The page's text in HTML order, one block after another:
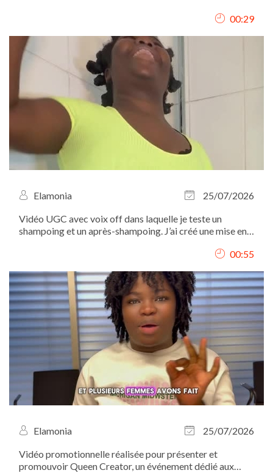
00:29
Elamonia
25/07/2026
Vidéo UGC avec voix off dans laquelle je teste un
shampoing et un après-shampoing. J’ai créé une mise en
étapes et mis en valeur les produits à travers des plans00:55
Elamonia
25/07/2026
Vidéo promotionnelle réalisée pour présenter et
promouvoir Queen Creator, un événement dédié aux